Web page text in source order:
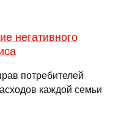
негативного
потребителей
каждой семьи